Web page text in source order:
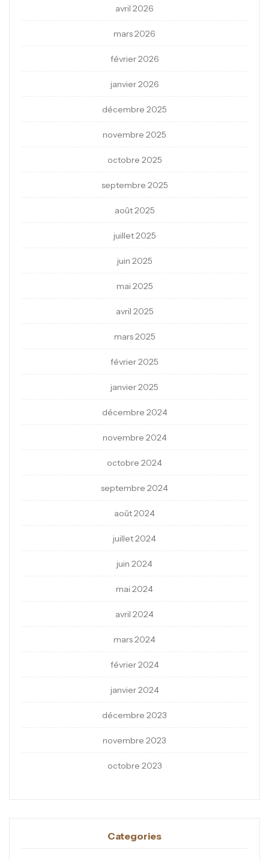
avril 2026
mars 2026
février 2026
janvier 2026
décembre 2025
novembre 2025
octobre 2025
septembre 2025
août 2025
juillet 2025
juin 2025
mai 2025
avril 2025
mars 2025
février 2025
janvier 2025
décembre 2024
novembre 2024
octobre 2024
septembre 2024
août 2024
juillet 2024
juin 2024
mai 2024
avril 2024
mars 2024
février 2024
janvier 2024
décembre 2023
novembre 2023
octobre 2023
Categories